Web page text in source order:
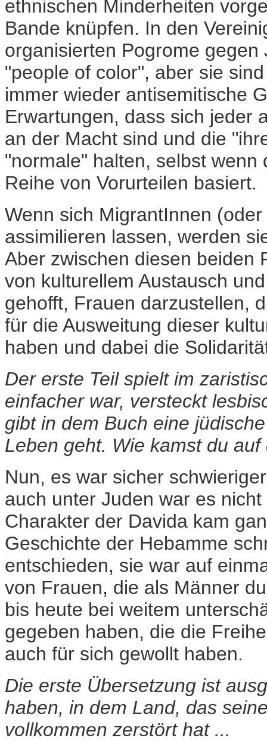
ethnischen Minderheiten
Bande knüpfen. In den
organisierten Pogrome
"people of color", aber sie
immer wieder antisemitische
Erwartungen, dass sich jeder
an der Macht sind und die
"normale" halten, selbst
Reihe von Vorurteilen basiert.
Wenn sich MigrantInnen
assimilieren lassen, werden
Aber zwischen diesen beiden
von kulturellem Austausch
gehofft, Frauen darzustellen,
für die Ausweitung dieser
haben und dabei die
Der erste Teil spielt im
einfacher war, versteckt
gibt in dem Buch eine
Leben geht. Wie kamst du
Nun, es war sicher
auch unter Juden war es
Charakter der Davida kam
Geschichte der Hebamme
entschieden, sie war auf
von Frauen, die als Männer
bis heute bei weitem
gegeben haben, die die
auch für sich gewollt haben.
Die erste Übersetzung ist
haben, in dem Land, das
vollkommen zerstört hat ...